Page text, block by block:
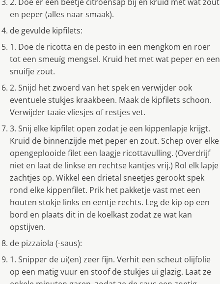
en peper (alles naar smaak).
de gevulde kipfilets:
1. Doe de ricotta en de pesto in een mengkom en roer
tot een smeuïg mengsel. Kruid het met wat peper en een
snuifje zout.
2. Snijd het zwoerd van het spek en verwijder ook
eventuele stukjes kraakbeen. Maak de kipfilets schoon.
Verwijder taaie vliesjes of restjes vet.
3. Snij elke kipfilet open zodat je een kippenlapje krijgt.
Kruid de binnenzijde met peper en zout. Schep over elke
opengeplooide filet een laagje ricottavulling. (Overdrijf
niet en laat de linkse en rechtse kantjes vrij.) Rol elk lapje
zachtjes op. Wikkel een drietal sneetjes gerookt spek
rond elke kippenfilet. Prik het pakketje vast met een
houten stokje links en eentje rechts. Leg de kip op een
bord en plaats dit in de koelkast zodat ze wat kan
opstijven.
de pizzaiola (-saus):
1. Snipper de ui(en) zeer fijn. Verhit een scheut olijfolie
op een matig vuur en stoof de stukjes ui glazig. Laat ze